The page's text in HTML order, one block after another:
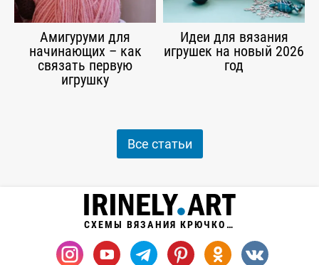
Амигуруми для
начинающих – как
связать первую
игрушку
Идеи для вязания
игрушек на новый 2026
год
Все статьи
СХЕМЫ ВЯЗАНИЯ КРЮЧКОМ